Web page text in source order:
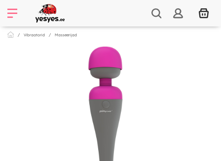
Vibraatorid Masseerijad